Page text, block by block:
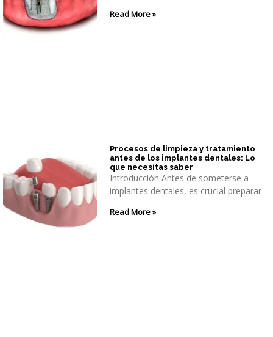
Read More »
Procesos de limpieza y tratamiento
antes de los implantes dentales: Lo
que necesitas saber
Introducción Antes de someterse a
implantes dentales, es crucial preparar
Read More »